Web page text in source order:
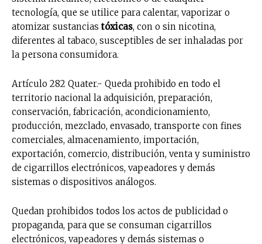
tecnología, que se utilice para calentar, vaporizar o
atomizar sustancias tóxicas, con o sin nicotina,
diferentes al tabaco, susceptibles de ser inhaladas por
la persona consumidora.
Artículo 282 Quater.- Queda prohibido en todo el
territorio nacional la adquisición, preparación,
conservación, fabricación, acondicionamiento,
producción, mezclado, envasado, transporte con fines
comerciales, almacenamiento, importación,
exportación, comercio, distribución, venta y suministro
de cigarrillos electrónicos, vapeadores y demás
sistemas o dispositivos análogos.
Quedan prohibidos todos los actos de publicidad o
propaganda, para que se consuman cigarrillos
electrónicos, vapeadores y demás sistemas o